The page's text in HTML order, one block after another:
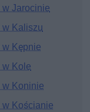
Jarocinie
Kaliszu
Kępnie
Kole
Koninie
Kościanie